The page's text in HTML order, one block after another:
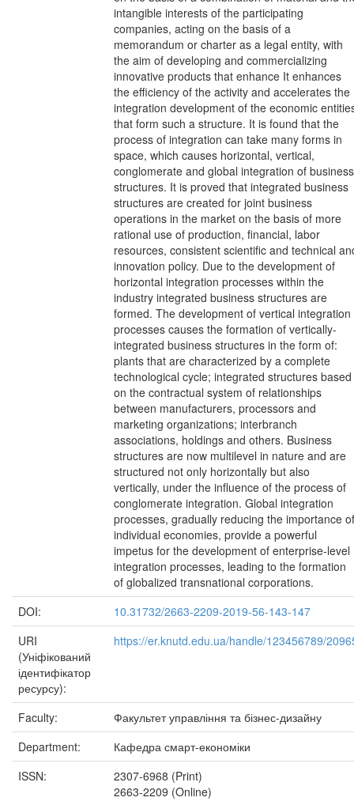
intangible interests of the participating
companies, acting on the basis of a
memorandum or charter as a legal entity, with
the aim of developing and commercializing
innovative products that enhance It enhances
the efficiency of the activity and accelerates the
integration development of the economic
that form such a structure. It is found that the
process of integration can take many forms in
space, which causes horizontal, vertical,
conglomerate and global integration of business
structures. It is proved that integrated business
structures are created for joint business
operations in the market on the basis of more
rational use of production, financial, labor
resources, consistent scientific and technical
innovation policy. Due to the development of
horizontal integration processes within the
industry integrated business structures are
formed. The development of vertical integration
processes causes the formation of vertically-
integrated business structures in the form of:
plants that are characterized by a complete
technological cycle; integrated structures based
on the contractual system of relationships
between manufacturers, processors and
marketing organizations; interbranch
associations, holdings and others. Business
structures are now multilevel in nature and are
structured not only horizontally but also
vertically, under the influence of the process of
conglomerate integration. Global integration
processes, gradually reducing the importance of
individual economies, provide a powerful
impetus for the development of enterprise-level
integration processes, leading to the formation
of globalized transnational corporations.
DOI:
10.31732/2663-2209-2019-56-143-147
URI
(Уніфікований
ідентифікатор
ресурсу):
https://er.knutd.edu.ua/handle/123456789/
Faculty:
Факультет управління та бізнес-дизайну
Department:
Кафедра смарт-економіки
ISSN:
2307-6968 (Print)
2663-2209 (Online)